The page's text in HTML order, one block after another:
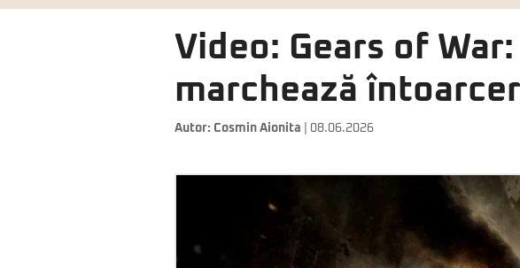
Video: Gears of
marchează
Autor: Cosmin Aionita | 08.06.2026